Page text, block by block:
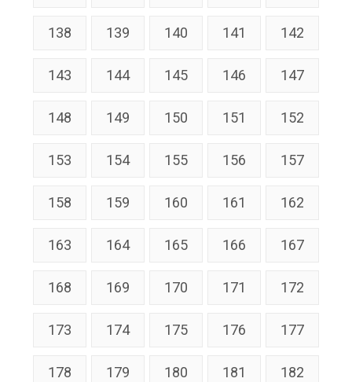
138 139 140 141 142
143 144 145 146 147
148 149 150 151 152
153 154 155 156 157
158 159 160 161 162
163 164 165 166 167
168 169 170 171 172
173 174 175 176 177
178 179 180 181 182